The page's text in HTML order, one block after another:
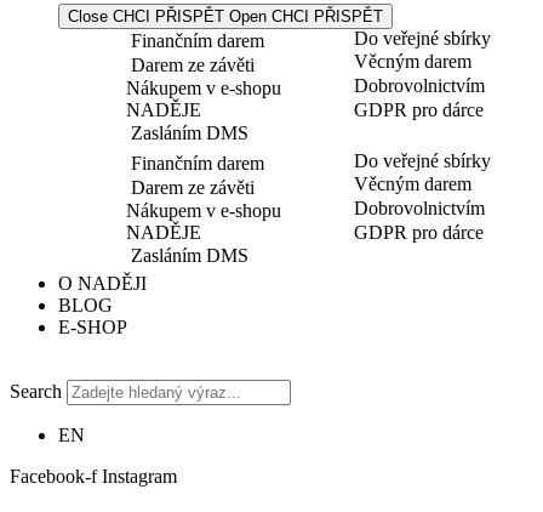
Close CHCI PŘISPĚT Open CHCI PŘISPĚT
Finančním darem
Darem ze závěti
Nákupem v e-shopu
NADĚJE
Zasláním DMS
Do veřejné sbírky
Věcným darem
Dobrovolnictvím
GDPR pro dárce
Finančním darem
Darem ze závěti
Nákupem v e-shopu
NADĚJE
Zasláním DMS
Do veřejné sbírky
Věcným darem
Dobrovolnictvím
GDPR pro dárce
O NADĚJI
BLOG
E-SHOP
Search
EN
Facebook-f Instagram